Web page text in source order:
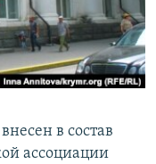
в состав
ассоциации